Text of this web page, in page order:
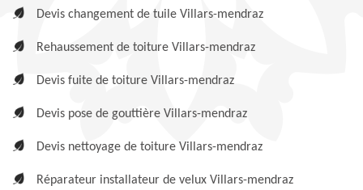
Devis changement de tuile Villars-mendraz
Rehaussement de toiture Villars-mendraz
Devis fuite de toiture Villars-mendraz
Devis pose de gouttière Villars-mendraz
Devis nettoyage de toiture Villars-mendraz
Réparateur installateur de velux Villars-mendraz